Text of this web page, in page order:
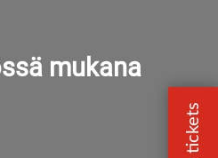
mukana